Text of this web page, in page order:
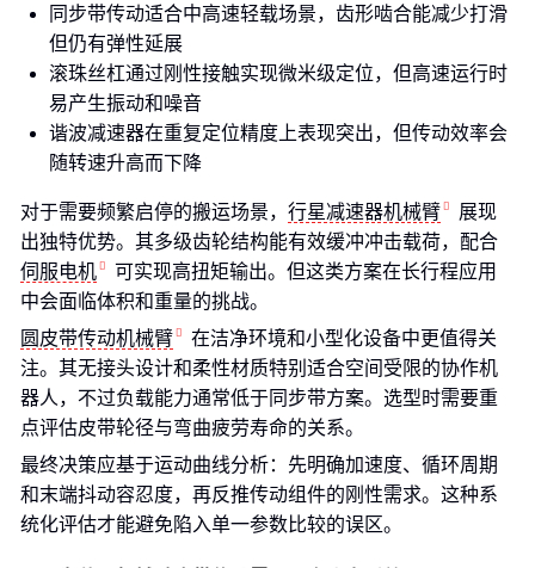
同步带传动适合中高速轻载场景，齿形啮合能减少打滑
但仍有弹性延展
滚珠丝杠通过刚性接触实现微米级定位，但高速运行时
易产生振动和噪音
谐波减速器在重复定位精度上表现突出，但传动效率会
随转速升高而下降
对于需要频繁启停的搬运场景， 行星减速器机械臂
展现
出独特优势。其多级齿轮结构能有效缓冲冲击载荷，配合
伺服电机
可实现高扭矩输出。但这类方案在长行程应用
中会面临体积和重量的挑战。
圆皮带传动机械臂
在洁净环境和小型化设备中更值得关
注。其无接头设计和柔性材质特别适合空间受限的协作机
器人，不过负载能力通常低于同步带方案。选型时需要重
点评估皮带轮径与弯曲疲劳寿命的关系。
最终决策应基于运动曲线分析：先明确加速度、循环周期
和末端抖动容忍度，再反推传动组件的刚性需求。这种系
统化评估才能避免陷入单一参数比较的误区。